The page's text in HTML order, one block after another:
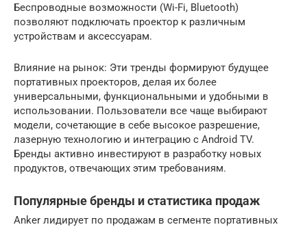
Беспроводные возможности (Wi-Fi, Bluetooth)
позволяют подключать проектор к различным
устройствам и аксессуарам.
Влияние на рынок: Эти тренды формируют будущее
портативных проекторов, делая их более
универсальными, функциональными и удобными в
использовании. Пользователи все чаще выбирают
модели, сочетающие в себе высокое разрешение,
лазерную технологию и интеграцию с Android TV.
Бренды активно инвестируют в разработку новых
продуктов, отвечающих этим требованиям.
Популярные бренды и статистика продаж
Anker лидирует по продажам в сегменте портативных